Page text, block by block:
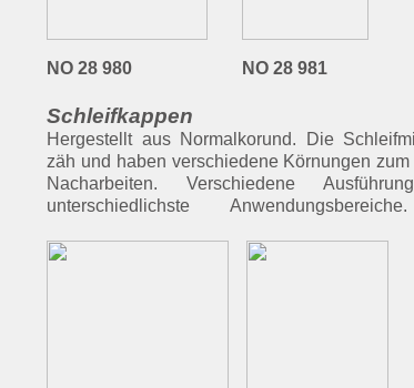
NO 28 980 NO 28 981
Schleifkappen
Hergestellt aus Normalkorund. Die
zäh und haben verschiedene Körnungen zum
Nacharbeiten. Verschiedene
unterschiedlichste
Schleifen, Glätten und Polieren von
Grauguss, Edelstahl, Stahl, NE-Metallen,
Kunststoff. Auch zum Herstellen von Fasen
Drehzahl dem zu schleifenden Werkstoff
Stahl hohe, Holz mittlere und Kunststoff
Drehzahl. Schleifbänder eignen sich